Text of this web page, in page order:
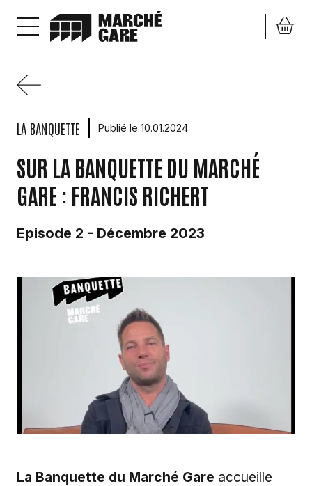
LA BANQUETTE Publié le 10.01.2024
SUR LA BANQUETTE DU MARCHÉ
GARE : FRANCIS RICHERT
Episode 2 - Décembre 2023
La Banquette du Marché Gare accueille